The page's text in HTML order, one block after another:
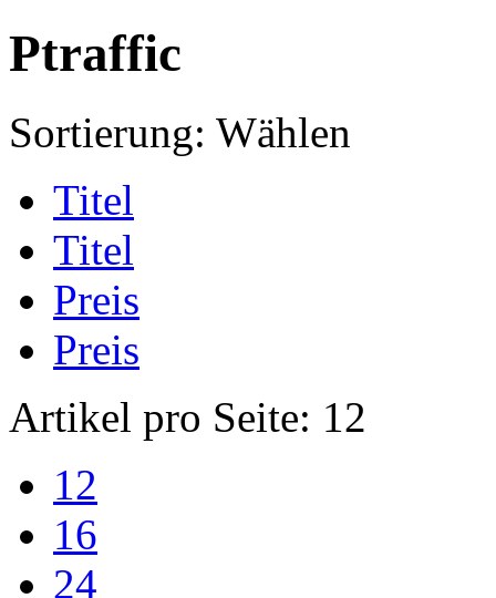
Ptraffic
Sortierung: Wählen
Titel
Titel
Preis
Preis
Artikel pro Seite: 12
12
16
24